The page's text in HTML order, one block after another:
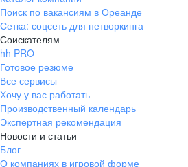
Поиск по вакансиям в Ореанде
Сетка: соцсеть для нетворкинга
Соискателям
hh PRO
Готовое резюме
Все сервисы
Хочу у вас работать
Производственный календарь
Экспертная рекомендация
Новости и статьи
Блог
О компаниях в игровой форме